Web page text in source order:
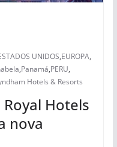
UNIDOS,EUROPA,
,Panamá,PERU,
Hotels & Resorts
Hotels
nova